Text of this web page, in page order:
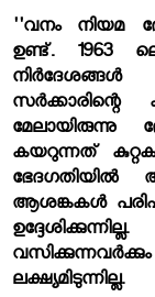
''വനം നിയമ
ഉണ്ട്. 1963
മേലായിരുന്നു
കയറുന്നത്
ആശങ്കകള്‍
ലക്ഷ്യമിടുന്നില്ല.